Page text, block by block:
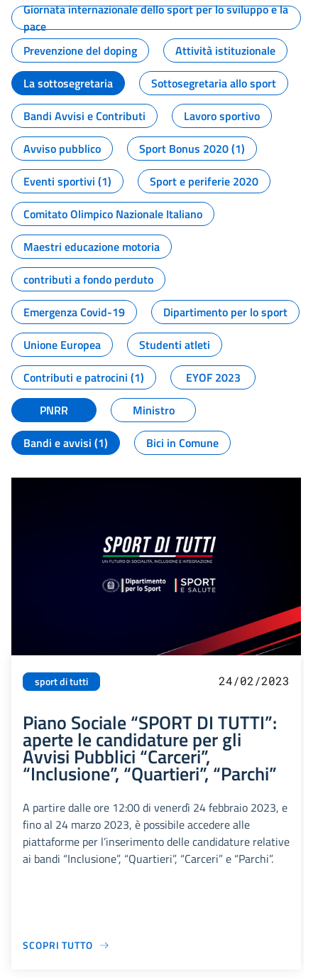
Giornata internazionale dello sport per lo sviluppo e la
pace
Prevenzione del doping
Attività istituzionale
La sottosegretaria
Sottosegretaria allo sport
Bandi Avvisi e Contributi
Lavoro sportivo
Avviso pubblico
Sport Bonus 2020 (1)
Eventi sportivi (1)
Sport e periferie 2020
Comitato Olimpico Nazionale Italiano
Maestri educazione motoria
contributi a fondo perduto
Emergenza Covid-19
Dipartimento per lo sport
Unione Europea
Studenti atleti
Contributi e patrocini (1)
EYOF 2023
PNRR
Ministro
Bandi e avvisi (1)
Bici in Comune
sport di tutti 24/02/2023
Piano Sociale “SPORT DI TUTTI”:
aperte le candidature per gli
Avvisi Pubblici “Carceri”,
“Inclusione”, “Quartieri”, “Parchi”
A partire dalle ore 12:00 di venerdì 24 febbraio 2023, e
fino al 24 marzo 2023, è possibile accedere alle
piattaforme per l’inserimento delle candidature relative
ai bandi “Inclusione”, “Quartieri”, “Carceri” e “Parchi”.
SCOPRI TUTTO